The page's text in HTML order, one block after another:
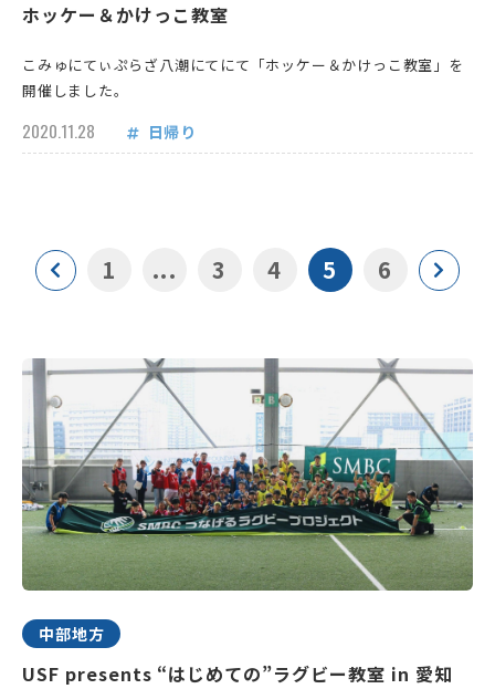
ホッケー＆かけっこ教室
こみゅにてぃぷらざ八潮にてにて「ホッケー＆かけっこ教室」を
開催しました。
2020.11.28 日帰り
1 ... 3 4 5 6
中部地方
USF presents “はじめての”ラグビー教室 in 愛知